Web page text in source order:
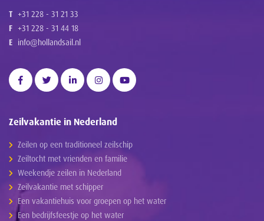
T +31 228 - 31 21 33
F +31 228 - 31 44 18
E info@hollandsail.nl
Zeilvakantie in Nederland
Zeilen op een traditioneel zeilschip
Zeiltocht met vrienden en familie
Weekendje zeilen in Nederland
Zeilvakantie met schipper
Een vakantiehuis voor groepen op het water
Een bedrijfsfeestje op het water